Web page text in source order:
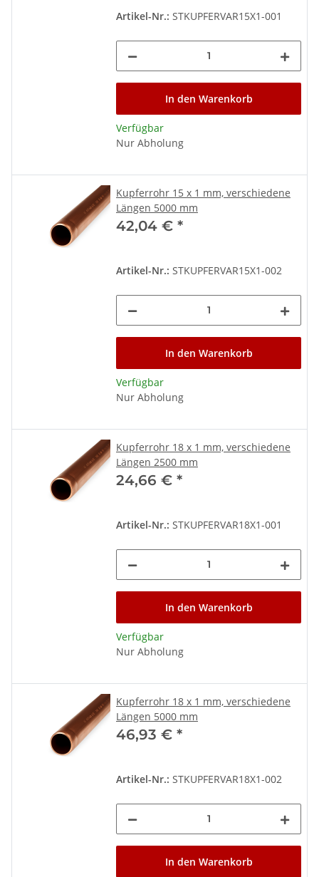
Artikel-Nr.: STKUPFERVAR15X1-001
In den Warenkorb
Verfügbar
Nur Abholung
Kupferrohr 15 x 1 mm, verschiedene
Längen 5000 mm
42,04 € *
Artikel-Nr.: STKUPFERVAR15X1-002
In den Warenkorb
Verfügbar
Nur Abholung
Kupferrohr 18 x 1 mm, verschiedene
Längen 2500 mm
24,66 € *
Artikel-Nr.: STKUPFERVAR18X1-001
In den Warenkorb
Verfügbar
Nur Abholung
Kupferrohr 18 x 1 mm, verschiedene
Längen 5000 mm
46,93 € *
Artikel-Nr.: STKUPFERVAR18X1-002
In den Warenkorb